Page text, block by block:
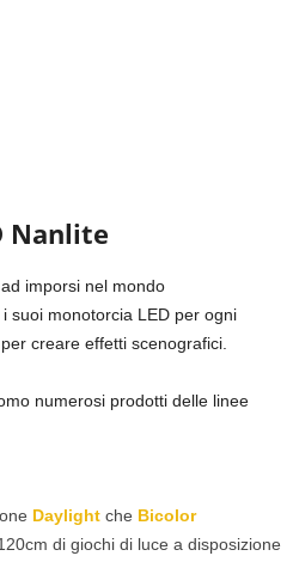
Nanlite
imporsi nel mondo
suoi monotorcia LED per ogni
creare effetti scenografici.
numerosi prodotti delle linee
Daylight che Bicolor
120cm di giochi di luce a disposizione